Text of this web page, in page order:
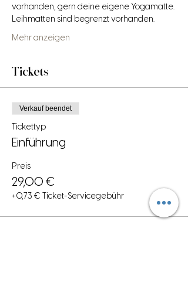
vorhanden, gern deine eigene Yogamatte.
Leihmatten sind begrenzt vorhanden.
Mehr anzeigen
Tickets
Verkauf beendet
Tickettyp
Einführung
Preis
29,00 €
+0,73 € Ticket-Servicegebühr